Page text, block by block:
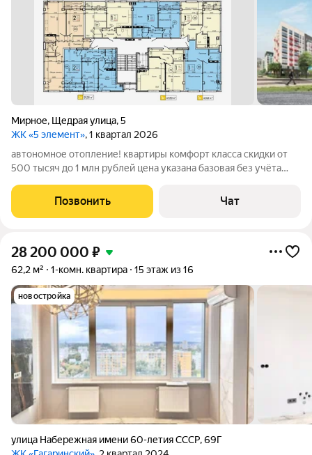
Мирное, Щедрая улица,5
ЖК «5 элемент», 1 квартал 2026
автономное отопление! квартиры комфорт класса скидки от
500 тысяч до 1 млн рублей цена указана базовая без учёта
Позвонить Чат
28 200 000 ₽
62,2 м² 1-комн. квартира 15 этаж из 16
новостройка
улица Набережная имени 60-летия СССР,69Г